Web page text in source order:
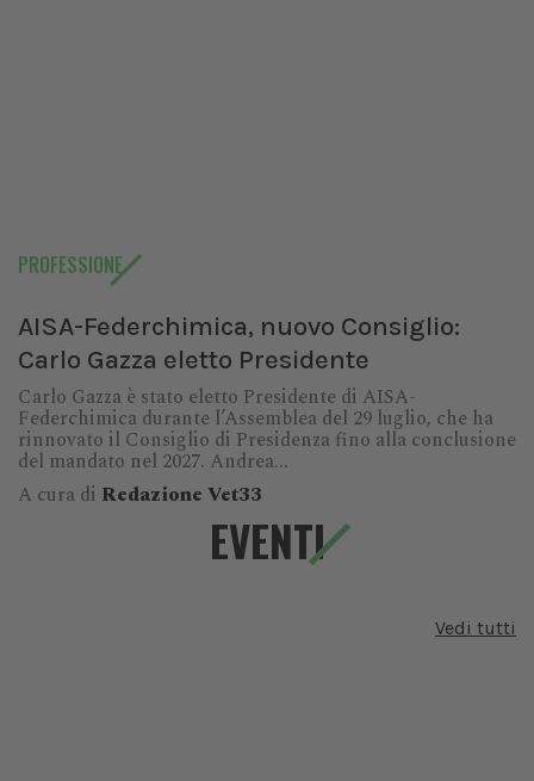
PROFESSIONE
AISA-Federchimica, nuovo Consiglio:
Carlo Gazza eletto Presidente
Carlo Gazza è stato eletto Presidente di AISA-
Federchimica durante l’Assemblea del 29 luglio, che ha
rinnovato il Consiglio di Presidenza fino alla conclusione
del mandato nel 2027. Andrea...
A cura di Redazione Vet33
EVENTI
Vedi tutti